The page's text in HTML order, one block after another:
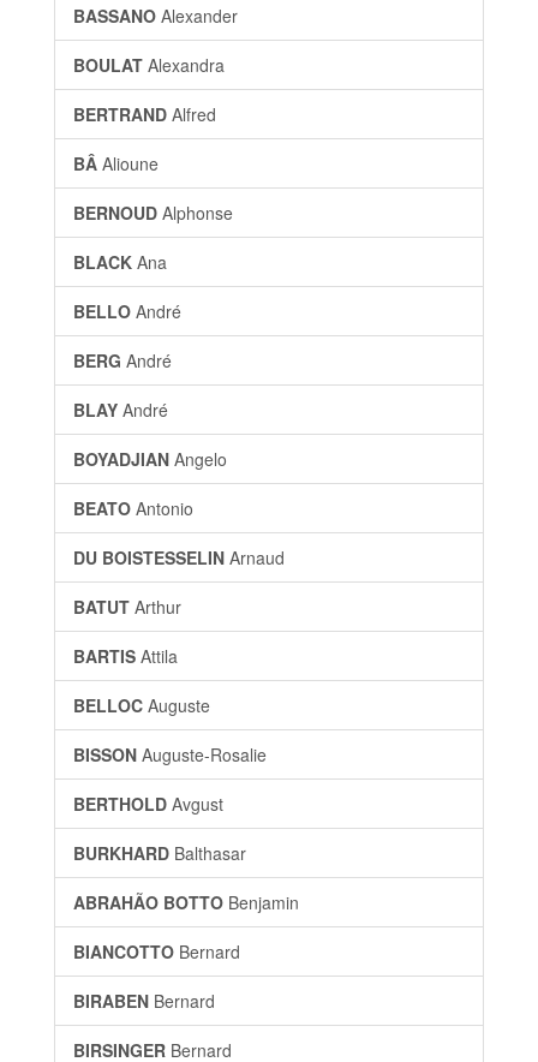
BASSANO Alexander
BOULAT Alexandra
BERTRAND Alfred
BÂ Alioune
BERNOUD Alphonse
BLACK Ana
BELLO André
BERG André
BLAY André
BOYADJIAN Angelo
BEATO Antonio
DU BOISTESSELIN Arnaud
BATUT Arthur
BARTIS Attila
BELLOC Auguste
BISSON Auguste-Rosalie
BERTHOLD Avgust
BURKHARD Balthasar
ABRAHÃO BOTTO Benjamin
BIANCOTTO Bernard
BIRABEN Bernard
BIRSINGER Bernard